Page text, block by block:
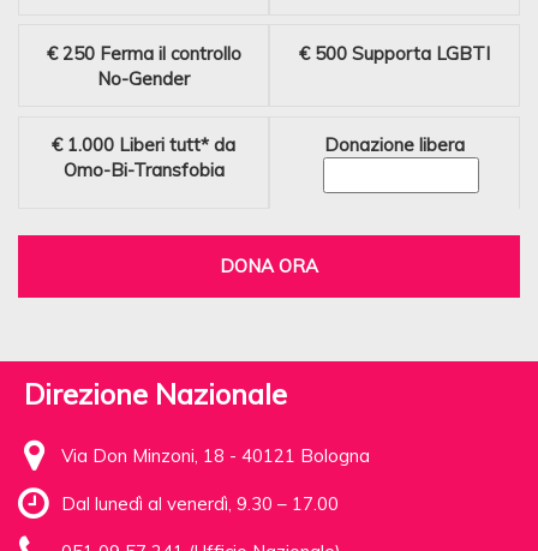
€ 250 Ferma il controllo
No-Gender
€ 500 Supporta LGBTI
€ 1.000 Liberi tutt* da
Omo-Bi-Transfobia
Donazione libera
DONA ORA
Direzione Nazionale
Via Don Minzoni, 18 - 40121 Bologna
Dal lunedì al venerdì, 9.30 – 17.00